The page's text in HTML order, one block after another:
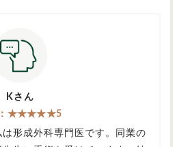
Kさん
：★★★★★5
形成外科専門医です。同業の